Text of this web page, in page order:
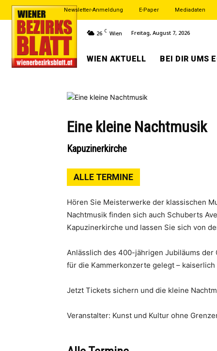
Newsletter-Anmeldung E-Paper Mediadaten
26 C Wien Freitag, August 7, 2026
WIEN AKTUELL BEI DIR UMS
Eine kleine Nachtmusik
Kapuzinerkirche
ALLE TERMINE
Hören Sie Meisterwerke der klassischen
Nachtmusik finden sich auch Schuberts
Kapuzinerkirche und lassen Sie sich von
Anlässlich des 400-jährigen Jubiläums
für die Kammerkonzerte gelegt – kaiserlich
Jetzt Tickets sichern und die kleine
Veranstalter: Kunst und Kultur ohne